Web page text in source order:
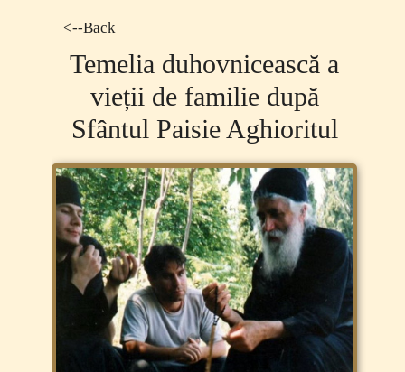
<--Back
Temelia duhovnicească a
vieții de familie după
Sfântul Paisie Aghioritul